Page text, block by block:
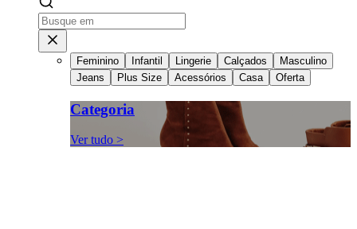
Feminino Infantil Lingerie Calçados
Masculino
Jeans
Plus Size Acessórios Casa Oferta
Categoria
Ver tudo >